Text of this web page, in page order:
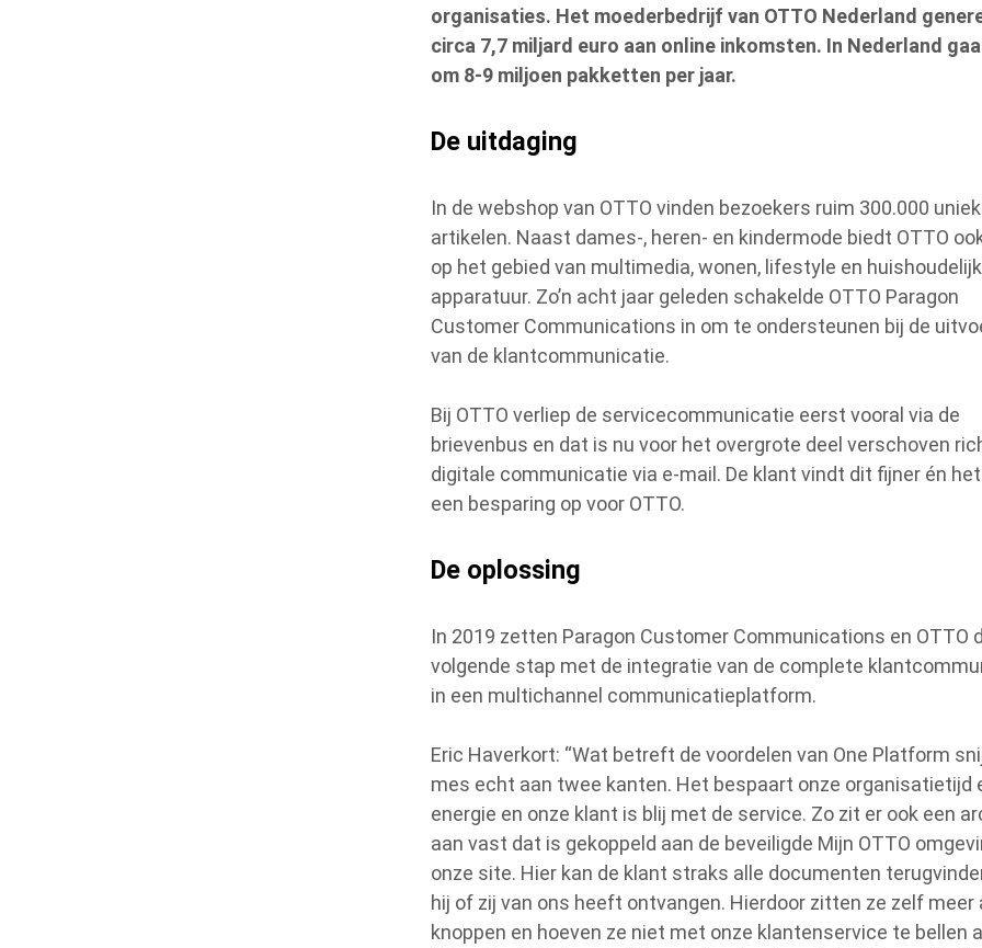
organisaties. Het moederbedrijf van OTTO Nederland
circa 7,7 miljard euro aan online inkomsten. In Nederland
om 8-9 miljoen pakketten per jaar.
De uitdaging
In de webshop van OTTO vinden bezoekers ruim 300.000
artikelen. Naast dames-, heren- en kindermode biedt OTTO
op het gebied van multimedia, wonen, lifestyle en
apparatuur. Zo’n acht jaar geleden schakelde OTTO Paragon
Customer Communications in om te ondersteunen bij de
van de klantcommunicatie.
Bij OTTO verliep de servicecommunicatie eerst vooral via de
brievenbus en dat is nu voor het overgrote deel verschoven
digitale communicatie via e-mail. De klant vindt dit fijner én
een besparing op voor OTTO.
De oplossing
In 2019 zetten Paragon Customer Communications en OTTO
volgende stap met de integratie van de complete
in een multichannel communicatieplatform.
Eric Haverkort: “Wat betreft de voordelen van One Platform
mes echt aan twee kanten. Het bespaart onze organisatietijd
energie en onze klant is blij met de service. Zo zit er ook een
aan vast dat is gekoppeld aan de beveiligde Mijn OTTO
onze site. Hier kan de klant straks alle documenten
hij of zij van ons heeft ontvangen. Hierdoor zitten ze zelf meer
knoppen en hoeven ze niet met onze klantenservice te bellen